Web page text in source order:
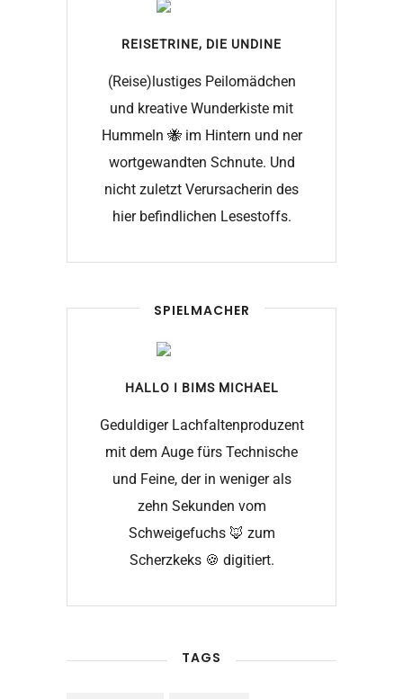
REISETRINE, DIE UNDINE
(Reise)lustiges Peilomädchen
und kreative Wunderkiste mit
Hummeln 🐝 im Hintern und ner
wortgewandten Schnute. Und
nicht zuletzt Verursacherin des
hier befindlichen Lesestoffs.
SPIELMACHER
HALLO I BIMS MICHAEL
Geduldiger Lachfaltenproduzent
mit dem Auge fürs Technische
und Feine, der in weniger als
zehn Sekunden vom
Schweigefuchs 🦊 zum
Scherzkeks 🍪 digitiert.
TAGS